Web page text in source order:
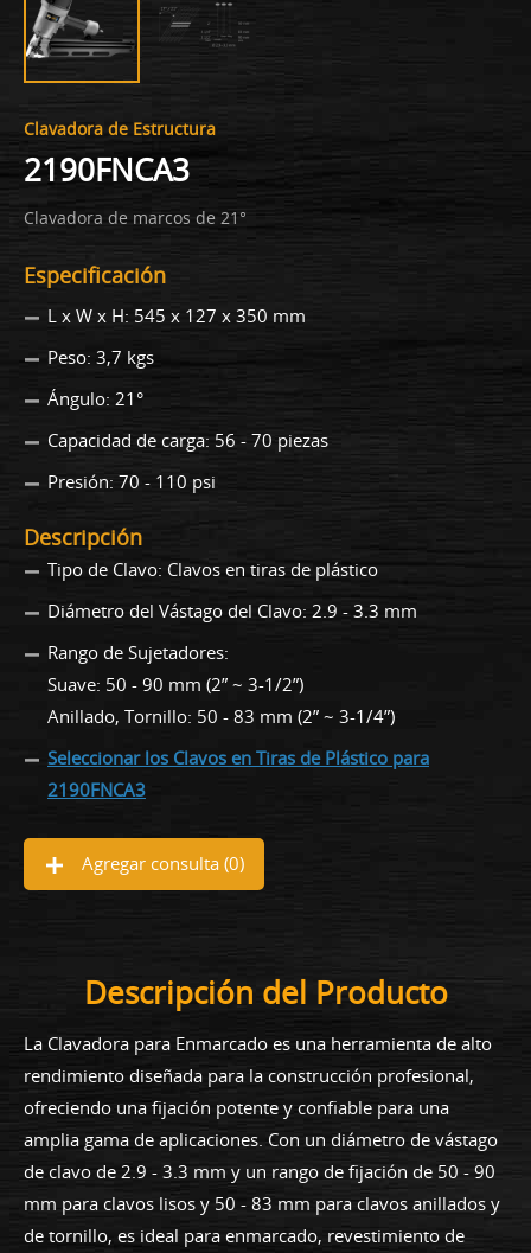
Clavadora de Estructura
2190FNCA3
Clavadora de marcos de 21°
Especificación
L x W x H: 545 x 127 x 350 mm
Peso: 3,7 kgs
Ángulo: 21°
Capacidad de carga: 56 - 70 piezas
Presión: 70 - 110 psi
Descripción
Tipo de Clavo: Clavos en tiras de plástico
Diámetro del Vástago del Clavo: 2.9 - 3.3 mm
Rango de Sujetadores:
Suave: 50 - 90 mm (2” ~ 3-1/2”)
Anillado, Tornillo: 50 - 83 mm (2” ~ 3-1/4”)
Seleccionar los Clavos en Tiras de Plástico para
2190FNCA3
Agregar consulta (0)
Descripción del Producto
La Clavadora para Enmarcado es una herramienta de alto
rendimiento diseñada para la construcción profesional,
ofreciendo una fijación potente y confiable para una
amplia gama de aplicaciones. Con un diámetro de vástago
de clavo de 2.9 - 3.3 mm y un rango de fijación de 50 - 90
mm para clavos lisos y 50 - 83 mm para clavos anillados y
de tornillo, es ideal para enmarcado, revestimiento de